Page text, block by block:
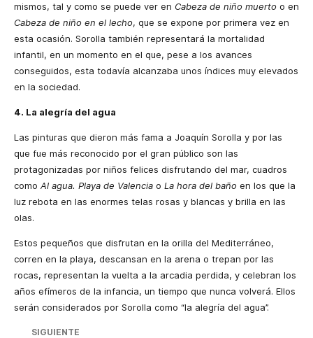
mismos, tal y como se puede ver en Cabeza de niño muerto o en
Cabeza de niño en el lecho, que se expone por primera vez en
esta ocasión. Sorolla también representará la mortalidad
infantil, en un momento en el que, pese a los avances
conseguidos, esta todavía alcanzaba unos índices muy elevados
en la sociedad.
4. La alegría del agua
Las pinturas que dieron más fama a Joaquín Sorolla y por las
que fue más reconocido por el gran público son las
protagonizadas por niños felices disfrutando del mar, cuadros
como Al agua. Playa de Valencia o La hora del baño en los que la
luz rebota en las enormes telas rosas y blancas y brilla en las
olas.
Estos pequeños que disfrutan en la orilla del Mediterráneo,
corren en la playa, descansan en la arena o trepan por las
rocas, representan la vuelta a la arcadia perdida, y celebran los
años efíme­ros de la infancia, un tiempo que nunca volverá. Ellos
serán considerados por Sorolla como “la alegría del agua”.
SIGUIENTE